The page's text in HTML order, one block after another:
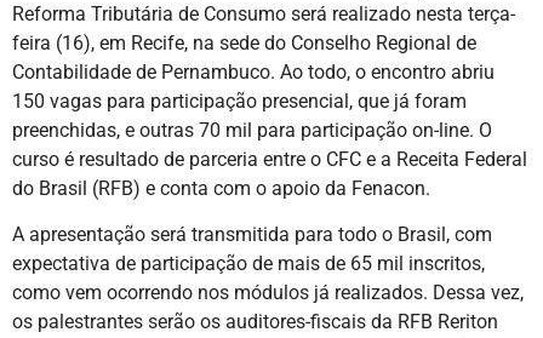
Reforma Tributária de Consumo será realizado nesta terça-
feira (16), em Recife, na sede do Conselho Regional de
Contabilidade de Pernambuco. Ao todo, o encontro abriu
150 vagas para participação presencial, que já foram
preenchidas, e outras 70 mil para participação on-line. O
curso é resultado de parceria entre o CFC e a Receita Federal
do Brasil (RFB) e conta com o apoio da Fenacon.
A apresentação será transmitida para todo o Brasil, com
expectativa de participação de mais de 65 mil inscritos,
como vem ocorrendo nos módulos já realizados. Dessa vez,
os palestrantes serão os auditores-fiscais da RFB Reriton